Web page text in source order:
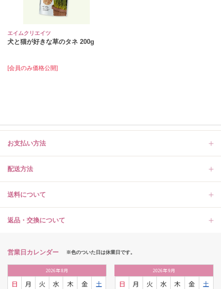
エイムクリエイツ
犬と猫が好きな草のタネ 200g
[会員のみ価格公開]
お支払い方法
配送方法
送料について
返品・交換について
営業日カレンダー ※色のついた日は休業日です。
2026年8月
日 月 火 水 木 金
土
2026年9月
日 月 火 水 木 金
土